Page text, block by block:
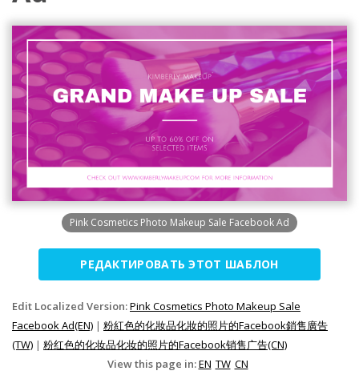
Pink Cosmetics Photo Makeup Sale Facebook Ad
РЕДАКТИРОВАТЬ ЭТОТ ШАБЛОН
Edit Localized Version:Pink Cosmetics Photo Makeup Sale
Facebook Ad(EN) | 粉紅色的化妝品化妝的照片的Facebook銷售廣告
(TW) | 粉红色的化妆品化妆的照片的Facebook销售广告(CN)
View this page in:EN TW CN